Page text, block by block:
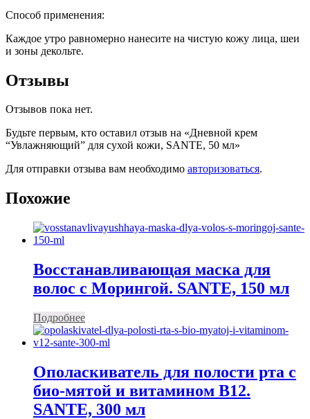
Способ применения:
Каждое утро равномерно нанесите на чистую кожу лица, шеи
и зоны декольте.
Отзывы
Отзывов пока нет.
Будьте первым, кто оставил отзыв на «Дневной крем
“Увлажняющий” для сухой кожи, SANTE, 50 мл»
Для отправки отзыва вам необходимо авторизоваться.
Похожие
Восстанавливающая маска для
волос с Морингой. SANTE, 150 мл
Подробнее
Ополаскиватель для полости рта с
био-мятой и витамином В12.
SANTE, 300 мл